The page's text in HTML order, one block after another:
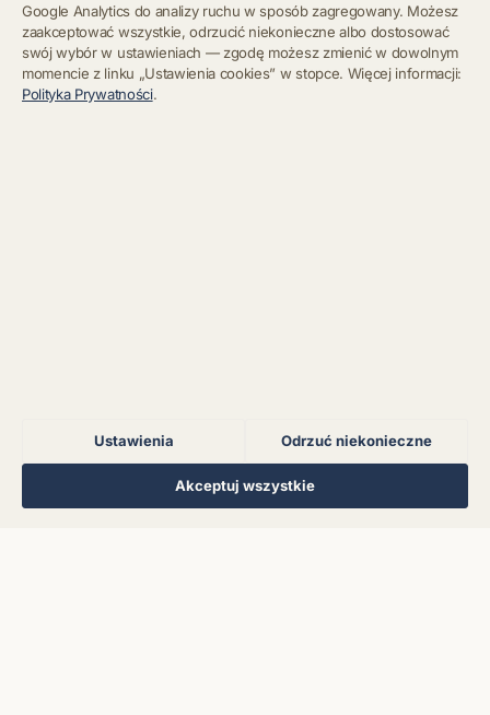
Polityka PrywatnościKontaktUstawienia cookies
Google Analytics do analizy ruchu w sposób zagregowany. Możesz
zaakceptować wszystkie, odrzucić niekonieczne albo dostosować
swój wybór w ustawieniach — zgodę możesz zmienić w dowolnym
momencie z linku „Ustawienia cookies” w stopce. Więcej informacji:
Polityka Prywatności.
Ustawienia Odrzuć niekonieczne
Akceptuj wszystkie
Chcę się wypisać z newslettera
serwerem.
Błąd połączenia z
Błąd połączenia z